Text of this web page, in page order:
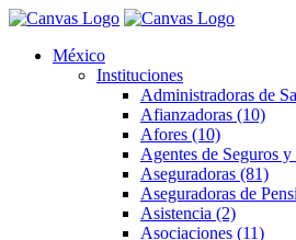
México
Instituciones
Administradoras de
Afianzadoras (10)
Afores (10)
Agentes de Seguros
Aseguradoras (81)
Aseguradoras de
Asistencia (2)
Asociaciones (11)